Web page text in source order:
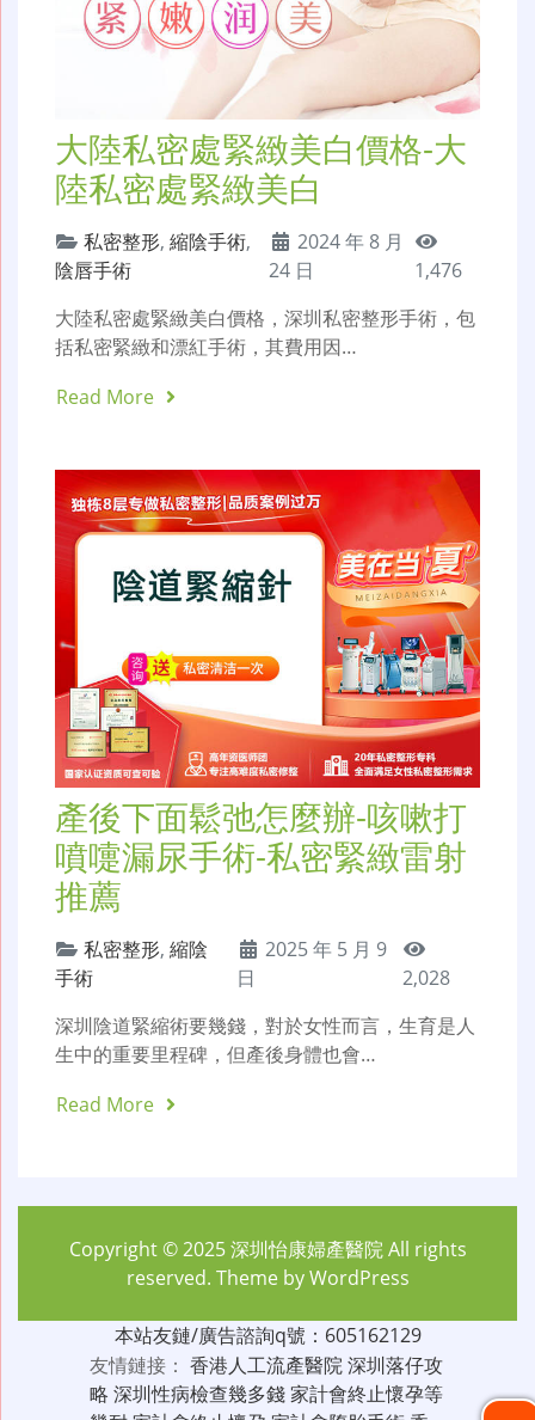
大陸私密處緊緻美白價格-大
陸私密處緊緻美白
私密整形, 縮陰手術,
陰唇手術
2024 年 8 月
24 日
1,476
大陸私密處緊緻美白價格，深圳私密整形手術，包
括私密緊緻和漂紅手術，其費用因…
Read More
產後下面鬆弛怎麼辦-咳嗽打
噴嚏漏尿手術-私密緊緻雷射
推薦
私密整形, 縮陰
手術
2025 年 5 月 9
日
2,028
深圳陰道緊縮術要幾錢，對於女性而言，生育是人
生中的重要里程碑，但產後身體也會…
Read More
Copyright © 2025深圳怡康婦產醫院All rights
reserved. Theme byWordPress
本站友鏈/廣告諮詢q號：605162129
友情鏈接： 香港人工流產醫院深圳落仔攻
略 深圳性病檢查幾多錢家計會終止懷孕等